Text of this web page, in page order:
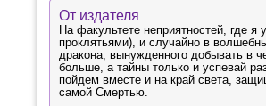
От издателя
На факультете неприятностей, где
проклятьями), и случайно в
дракона, вынужденного добывать в
больше, а тайны только и успевай
пойдем вместе и на край света,
самой Смертью.